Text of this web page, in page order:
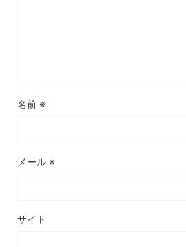
名前 ※
メール ※
サイト